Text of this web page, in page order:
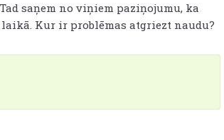
saņem no viņiem paziņojumu, ka
Kur ir problēmas atgriezt naudu?